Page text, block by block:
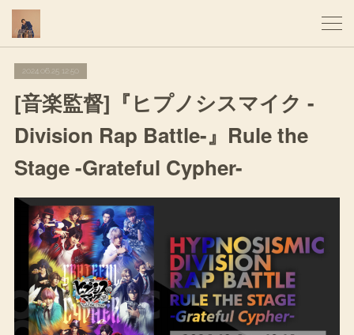
2024.06.25 12:50
[音楽監督]『ヒプノシスマイク -
Division Rap Battle-』Rule the
Stage -Grateful Cypher-